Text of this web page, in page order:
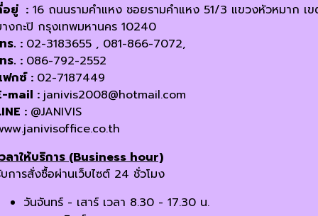
อยู่ : 16 ถนนรามคำแหง ซอยรามคำแหง 51/3 แขวงหัวหมาก เ
งกะปิ กรุงเทพมหานคร 10240
ร. : 02-3183655 , 081-866-7072,
ร. : 086-792-2552
กซ์ : 02-7187449
mail : janivis2008@hotmail.com
: @JANIVIS
ลาให้บริการ (Business hour)
การสั่งซื้อผ่านเว็บไซต์ 24 ชั่วโมง
วันจันทร์ - เสาร์ เวลา 8.30 - 17.30 น.